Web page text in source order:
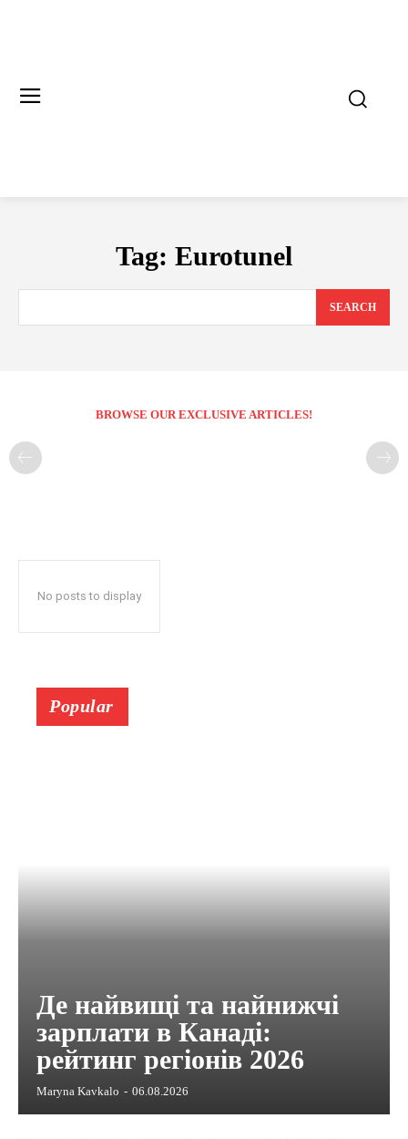
Tag: Eurotunel
SEARCH
BROWSE OUR EXCLUSIVE ARTICLES!
No posts to display
Popular
Де найвищі та найнижчі
зарплати в Канаді:
рейтинг регіонів 2026
Maryna Kavkalo - 06.08.2026